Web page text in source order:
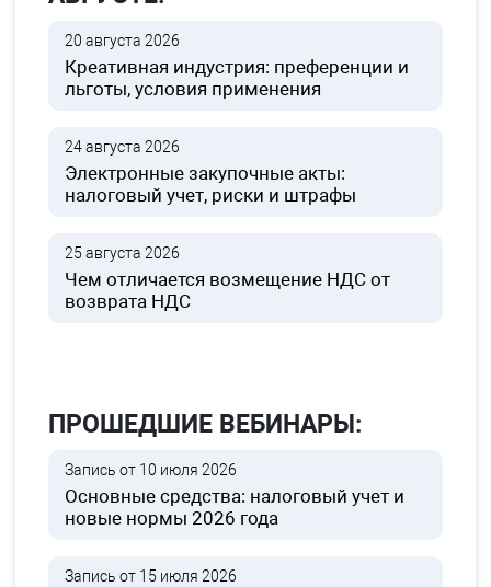
20 августа 2026
Креативная индустрия: преференции и
льготы, условия применения
24 августа 2026
Электронные закупочные акты:
налоговый учет, риски и штрафы
25 августа 2026
Чем отличается возмещение НДС от
возврата НДС
ПРОШЕДШИЕ ВЕБИНАРЫ:
Запись от 10 июля 2026
Основные средства: налоговый учет и
новые нормы 2026 года
Запись от 15 июля 2026